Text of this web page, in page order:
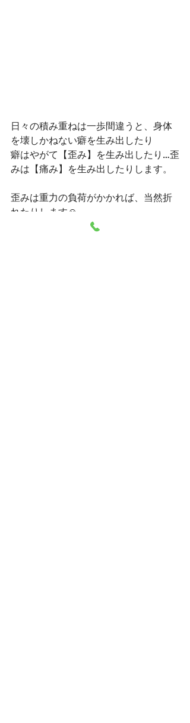
日々の積み重ねは一歩間違うと、身体
を壊しかねない癖を生み出したり
癖はやがて【歪み】を生み出したり…歪
みは【痛み】を生み出したりします。
歪みは重力の負荷がかかれば、当然折
れたりします☺